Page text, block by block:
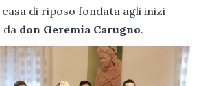
di riposo fondata agli inizi
da don Geremia Carugno.